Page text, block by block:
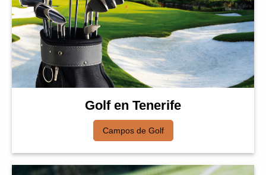
Golf en Tenerife
Campos de Golf